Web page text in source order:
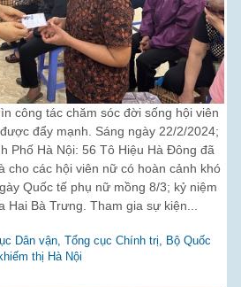
công tác chăm sóc đời sống hội viên
đẩy mạnh. Sáng ngày 22/2/2024;
Phố Hà Nội: 56 Tô Hiệu Hà Đông đã
cho các hội viên nữ có hoàn cảnh khó
Quốc tế phụ nữ mồng 8/3; kỷ niệm
Bà Trưng. Tham gia sự kiện...
Dân vận, Tổng cục Chính trị, Bộ Quốc
thị Hà Nội